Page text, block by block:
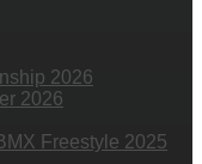
2026
2026
Freestyle 2025